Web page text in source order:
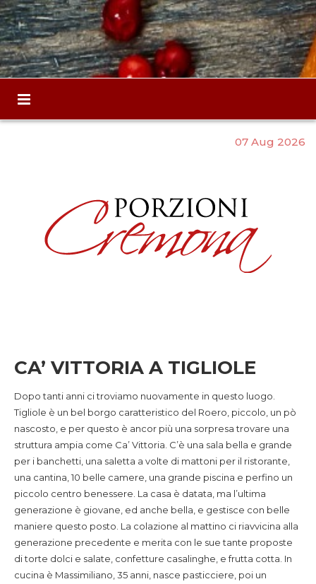
07 Aug 2026
CA’ VITTORIA A TIGLIOLE
Dopo tanti anni ci troviamo nuovamente in questo luogo.
Tigliole è un bel borgo caratteristico del Roero, piccolo, un pò
nascosto, e per questo è ancor più una sorpresa trovare una
struttura ampia come Ca’ Vittoria. C’è una sala bella e grande
per i banchetti, una saletta a volte di mattoni per il ristorante,
una cantina, 10 belle camere, una grande piscina e perfino un
piccolo centro benessere. La casa è datata, ma l’ultima
generazione è giovane, ed anche bella, e gestisce con belle
maniere questo posto. La colazione al mattino ci riavvicina alla
generazione precedente e merita con le sue tante proposte
di torte dolci e salate, confetture casalinghe, e frutta cotta. In
cucina è Massimiliano, 35 anni, nasce pasticciere, poi un